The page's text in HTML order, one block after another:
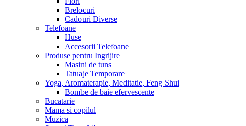
Brelocuri
Cadouri Diverse
Telefoane
Huse
Accesorii Telefoane
Produse pentru Ingrijire
Masini de tuns
Tatuaje Temporare
Yoga, Aromaterapie, Meditatie, Feng Shui
Bombe de baie efervescente
Bucatarie
Mama si copilul
Muzica